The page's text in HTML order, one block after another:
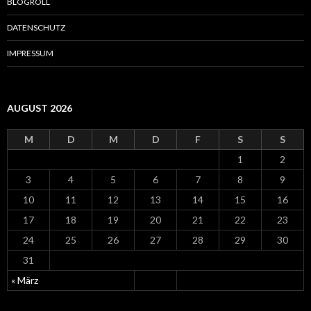
h
DATENSCHUTZ
IMPRESSUM
AUGUST 2026
M D M D F S S
« März
1
2
3
4 5 6 7 8
9
10
11 12 13 14 15
16
17
18 19 20 21 22
23
24
25 26 27 28 29
30
31